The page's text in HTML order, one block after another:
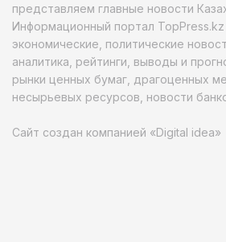
представляем главные новости
Информационный портал
экономические, политические
аналитика, рейтинги, выводы и
рынки ценных бумаг, драгоценных
несырьевых ресурсов, новости
Сайт создан компанией «Digital idea»